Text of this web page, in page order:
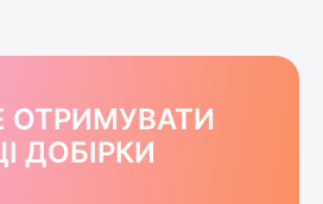
ОТРИМУВАТИ
ДОБІРКИ